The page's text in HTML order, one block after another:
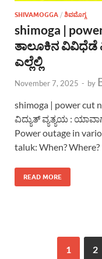
SHIVAMOGGA / ಶಿವಮೊಗ್ಗ
shimoga |
ತಾಲೂಕಿನ ವಿವಿಧೆಡೆ
ಎಲ್ಲೆಲ್ಲಿ
November 7, 2025 - by
shimoga | power
ವಿದ್ಯುತ್ ವ್ಯತ್ಯಯ :
Power outage in
taluk: When? Where?
READ MORE
1 2